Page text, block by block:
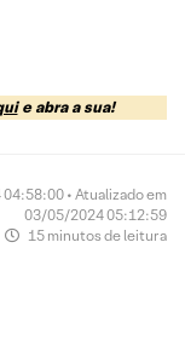
e abra a sua!
• Atualizado em
03/05/2024 05:12:59
15 minutos de leitura